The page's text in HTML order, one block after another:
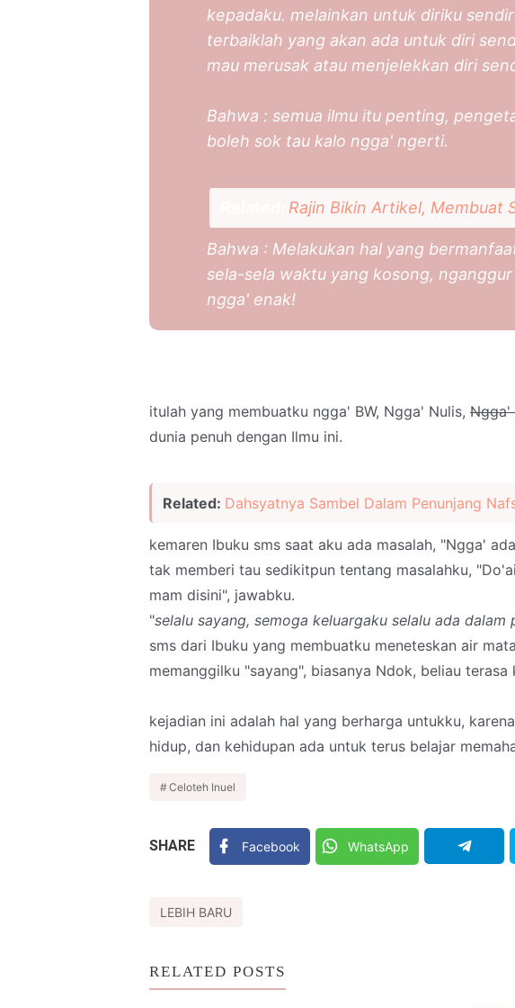
kepadaku. melainkan untuk diriku
terbaiklah yang akan ada untuk diri
mau merusak atau menjelekkan diri
Bahwa : semua ilmu itu penting,
boleh sok tau kalo ngga' ngerti.
Rajin Bikin Artikel, Membuat
Bahwa : Melakukan hal yang
sela-sela waktu yang kosong,
ngga' enak!
itulah yang membuatku ngga' BW, Ngga' Nulis, Ngga'
dunia penuh dengan Ilmu ini.
Related: Dahsyatnya Sambel Dalam Penunjang
kemaren Ibuku sms saat aku ada masalah, "Ngga'
tak memberi tau sedikitpun tentang masalahku,
mam disini", jawabku.
"selalu sayang, semoga keluargaku selalu ada dalam
sms dari Ibuku yang membuatku meneteskan air
memanggilku "sayang", biasanya Ndok, beliau
kejadian ini adalah hal yang berharga untukku,
hidup, dan kehidupan ada untuk terus belajar
Celoteh Inuel
SHARE Facebook WhatsApp
LEBIH BARU
RELATED POSTS